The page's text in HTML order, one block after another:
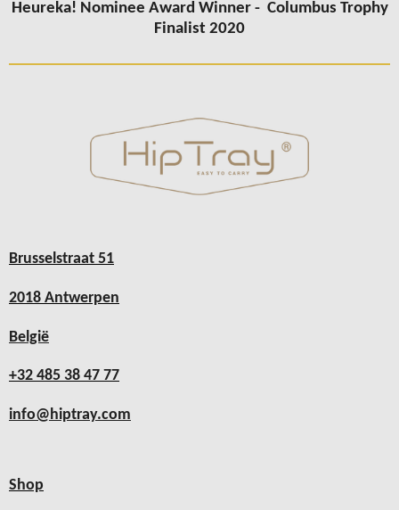
Heureka! Nominee Award Winner - Columbus Trophy
Finalist 2020
Brusselstraat 51
2018 Antwerpen
België
+32 485 38 47 77
info@hiptray.com
Shop